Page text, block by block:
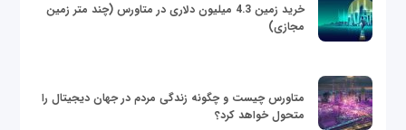
خرید زمین 4.3 میلیون دلاری در متاورس (چند متر زمین
مجازی)
متاورس چیست و چگونه زندگی مردم در جهان دیجیتال را
متحول خواهد کرد؟